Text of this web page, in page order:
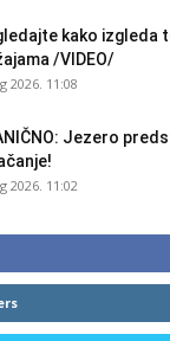
kako izgleda
/VIDEO/
2026. 11:08
Jezero
2026. 11:02